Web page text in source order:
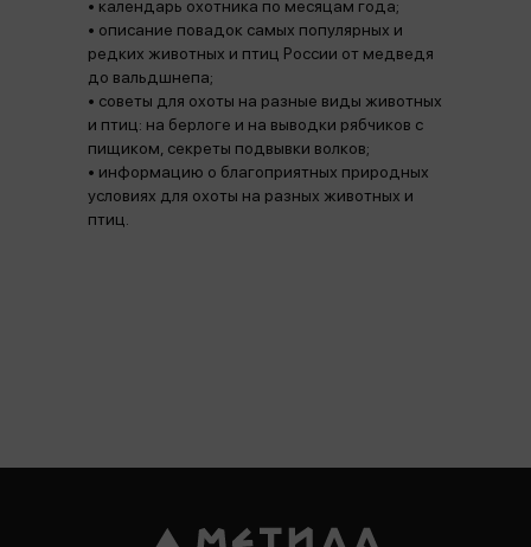
• календарь охотника по месяцам года;
• описание повадок самых популярных и
редких животных и птиц России от медведя
до вальдшнепа;
• советы для охоты на разные виды животных
и птиц: на берлоге и на выводки рябчиков с
пищиком, секреты подвывки волков;
• информацию о благоприятных природных
условиях для охоты на разных животных и
птиц.